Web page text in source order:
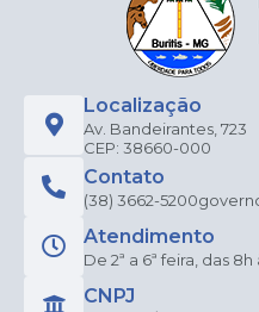
Localização
Av. Bandeirantes, 723
CEP: 38660-000
Contato
(38) 3662-5200
Atendimento
De 2ª a 6ª feira, das 8h
CNPJ